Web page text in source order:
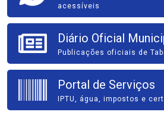
acessíveis
Diário Oficial
Publicações oficiais de
Portal de Serviços
IPTU, água, impostos e